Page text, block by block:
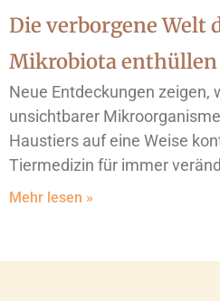
Die verborgene Welt
Mikrobiota enthüllen
Neue Entdeckungen zeigen,
unsichtbarer
Haustiers auf eine Weise
Tiermedizin für immer
Mehr lesen »